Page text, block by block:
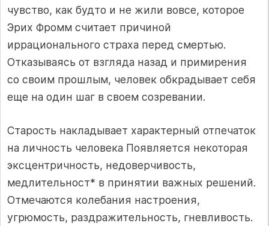
чувство, как будто и не жили вовсе, которое
Эрих Фромм считает причиной
иррационального страха перед смертью.
Отказываясь от взгляда назад и примирения
со своим прошлым, человек обкрадывает себя
еще на один шаг в своем созревании.
Старость накладывает характерный отпечаток
на личность человека Появляется некоторая
эксцентричность, недоверчивость,
медлительност* в принятии важных решений.
Отмечаются колебания настроения,
угрюмость, раздражительность, гневливость.